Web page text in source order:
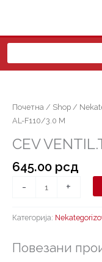
Почетна / Shop /
AL-F110/3.0 M
CEV
645.00 рсд
-
AL-
F110/3.0
количина
+
Категорија:
Повезани